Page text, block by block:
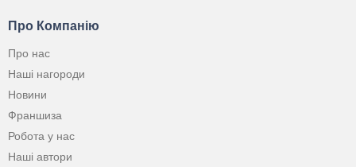
Про Компанію
Про нас
Наші нагороди
Новини
Франшиза
Робота у нас
Наші автори